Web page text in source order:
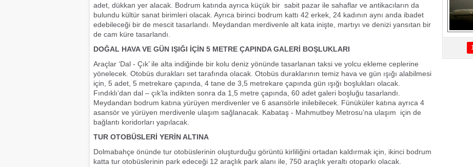
adet, dükkan yer alacak. Bodrum katında ayrıca küçük bir sabit pazar ile sahaflar ve antikacıların da
bulundu kültür sanat birimleri olacak. Ayrıca birinci bodrum kattı 42 erkek, 24 kadının aynı anda ibadet
edebileceği bir de mescit tasarlandı. Meydandan merdivenle alt kata inişte, martıyı ve denizi yansıtan bir
de cam küre tasarlandı.
DOĞAL HAVA VE GÜN IŞIĞI İÇİN 5 METRE ÇAPINDA GALERİ BOŞLUKLARI
Araçlar ‘Dal - Çık’ ile alta indiğinde bir kolu deniz yönünde tasarlanan taksi ve yolcu ekleme ceplerine
yönelecek. Otobüs durakları set tarafında olacak. Otobüs duraklarının temiz hava ve gün ışığı alabilmesi
için, 5 adet, 5 metrekare çapında, 4 tane de 3,5 metrekare çapında gün ışığı boşlukları olacak.
Fındıklı’dan dal – çık’la indikten sonra da 1,5 metre çapında, 60 adet galeri boşluğu tasarlandı.
Meydandan bodrum katına yürüyen merdivenler ve 6 asansörle inilebilecek. Fünüküler katına ayrıca 4
asansör ve yürüyen merdivenle ulaşım sağlanacak. Kabataş - Mahmutbey Metrosu’na ulaşım için de
bağlantı koridorları yapılacak.
TUR OTOBÜSLERİ YERİN ALTINA
Dolmabahçe önünde tur otobüslerinin oluşturduğu görüntü kirliliğini ortadan kaldırmak için, ikinci bodrum
katta tur otobüslerinin park edeceği 12 araçlık park alanı ile, 750 araçlık yeraltı otoparkı olacak.